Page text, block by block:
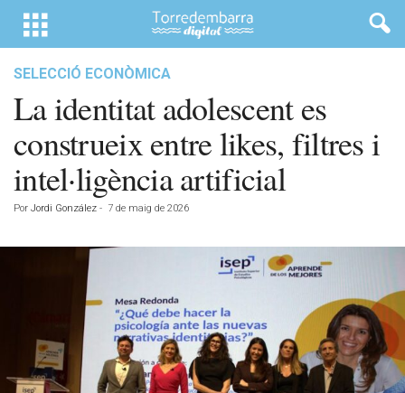
SELECCIÓ ECONÒMICA
La identitat adolescent es
construeix entre likes, filtres i
intel·ligència artificial
Por Jordi González - 7 de maig de 2026